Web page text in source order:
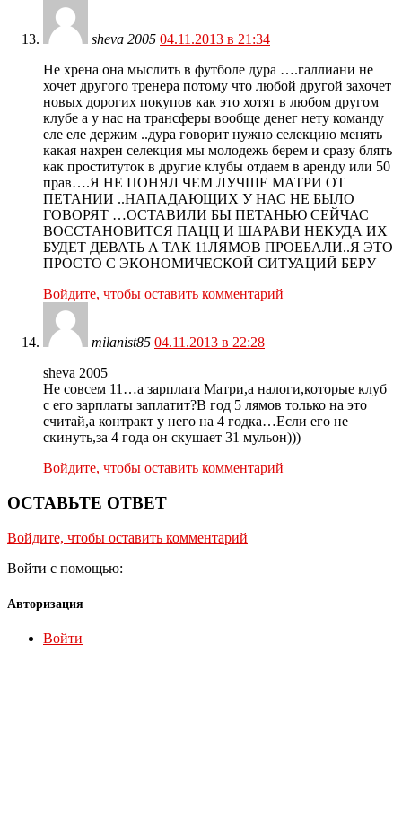
sheva 2005 04.11.2013 в 21:34
Не хрена она мыслить в футболе дура ….галлиани не
хочет другого тренера потому что любой другой захочет
новых дорогих покупов как это хотят в любом другом
клубе а у нас на трансферы вообще денег нету команду
еле еле держим ..дура говорит нужно селекцию менять
какая нахрен селекция мы молодежь берем и сразу блять
как проституток в другие клубы отдаем в аренду или 50
прав….Я НЕ ПОНЯЛ ЧЕМ ЛУЧШЕ МАТРИ ОТ
ПЕТАНИИ ..НАПАДАЮЩИХ У НАС НЕ БЫЛО
ГОВОРЯТ …ОСТАВИЛИ БЫ ПЕТАНЬЮ СЕЙЧАС
ВОССТАНОВИТСЯ ПАЦЦ И ШАРАВИ НЕКУДА ИХ
БУДЕТ ДЕВАТЬ А ТАК 11ЛЯМОВ ПРОЕБАЛИ..Я ЭТО
ПРОСТО С ЭКОНОМИЧЕСКОЙ СИТУАЦИЙ БЕРУ
Войдите, чтобы оставить комментарий
milanist85 04.11.2013 в 22:28
sheva 2005
Не совсем 11…а зарплата Матри,а налоги,которые клуб
с его зарплаты заплатит?В год 5 лямов только на это
считай,а контракт у него на 4 годка…Если его не
скинуть,за 4 года он скушает 31 мульон)))
Войдите, чтобы оставить комментарий
ОСТАВЬТЕ ОТВЕТ
Войдите, чтобы оставить комментарий
Войти с помощью:
Авторизация
Войти